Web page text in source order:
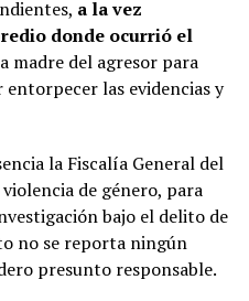
a la vez
donde ocurrió el
madre del agresor para
las evidencias y
la Fiscalía General del
de género, para
bajo el delito de
no se reporta ningún
presunto responsable.